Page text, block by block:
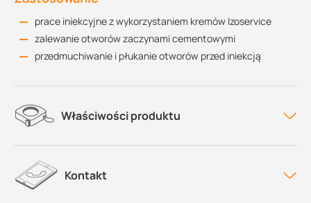
prace iniekcyjne z wykorzystaniem kremów Izoservice
zalewanie otworów zaczynami cementowymi
przedmuchiwanie i płukanie otworów przed iniekcją
Właściwości produktu
Kontakt